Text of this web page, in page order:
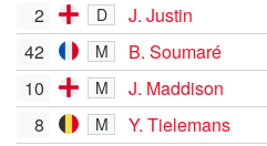
2 D J. Justin
42 M B. Soumaré
10 M J. Maddison
8 M Y. Tielemans